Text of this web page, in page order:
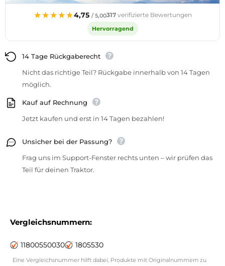
★★★★★
★★★★★4,75 / 5,00317verifizierte Bewertungen
Hervorragend
14 Tage Rückgaberecht
Nicht das richtige Teil? Rückgabe innerhalb von 14 Tagen
möglich.
Kauf auf Rechnung
Jetzt kaufen und erst in 14 Tagen bezahlen!
Unsicher bei der Passung?
Frag uns im Support-Fenster rechts unten – wir prüfen das
Teil für deinen Traktor.
Vergleichsnummern:
11800550030 1805530
Eine Vergleichsnummer hilft dabei, Produkte mit Originalnummern zu